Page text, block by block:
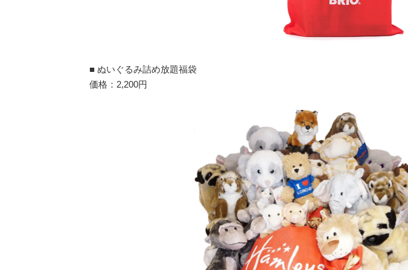
■ ぬいぐるみ詰め放題福袋
価格：2,200円